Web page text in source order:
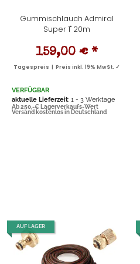
Gummischlauch Admiral
Super 1" 20m
159,00 € *
Tagespreis | Preis inkl. 19% MwSt. ✓
VERFÜGBAR
aktuelle Lieferzeit: 1 - 3 Werktage
Ab 250,-€ Lagerverkaufs-Wert
Versand kostenlos in Deutschland
AUF LAGER